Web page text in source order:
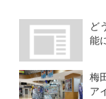
見せる内田滋の演
次ぐ
ど
能
梅
ア